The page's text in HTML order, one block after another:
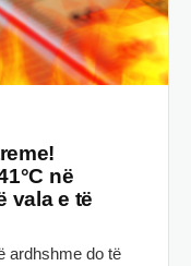
në
vala e të
ardhshme do të